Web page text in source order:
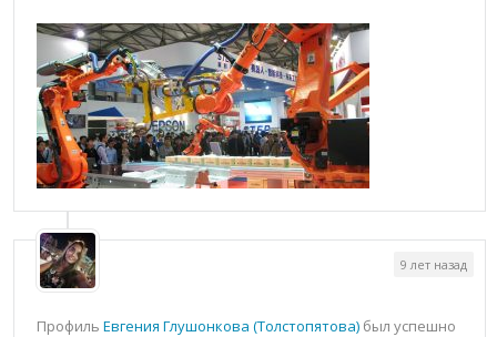
Профиль Евгения Глушонкова (Толстопятова) был успешно
9 лет назад